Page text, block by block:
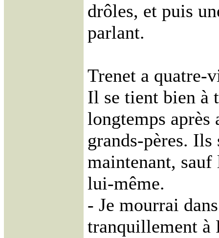
drôles, et puis
parlant.
Trenet a quatre-
Il se tient bien à
longtemps après
grands-pères.
maintenant,
lui-même.
- Je mourrai
tranquillement